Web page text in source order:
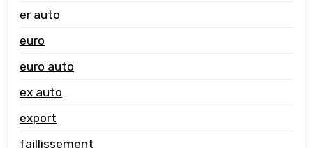
er auto
euro
euro auto
ex auto
export
faillissement